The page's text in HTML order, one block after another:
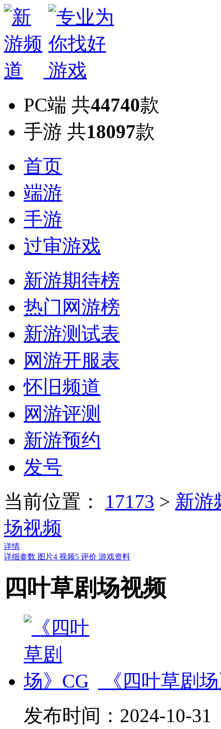
PC端 共44740款
手游 共18097款
首页
端游
手游
过审游戏
新游期待榜
热门网游榜
新游测试表
网游开服表
怀旧频道
网游评测
新游预约
发号
当前位置： 17173 > 新游
场视频
详情
详细参数 图片4 视频5 评价 游戏资料
四叶草剧场视频
《四叶草剧
发布时间： 2024-10-31